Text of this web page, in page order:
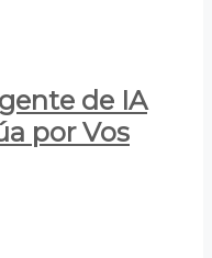
de IA
por Vos